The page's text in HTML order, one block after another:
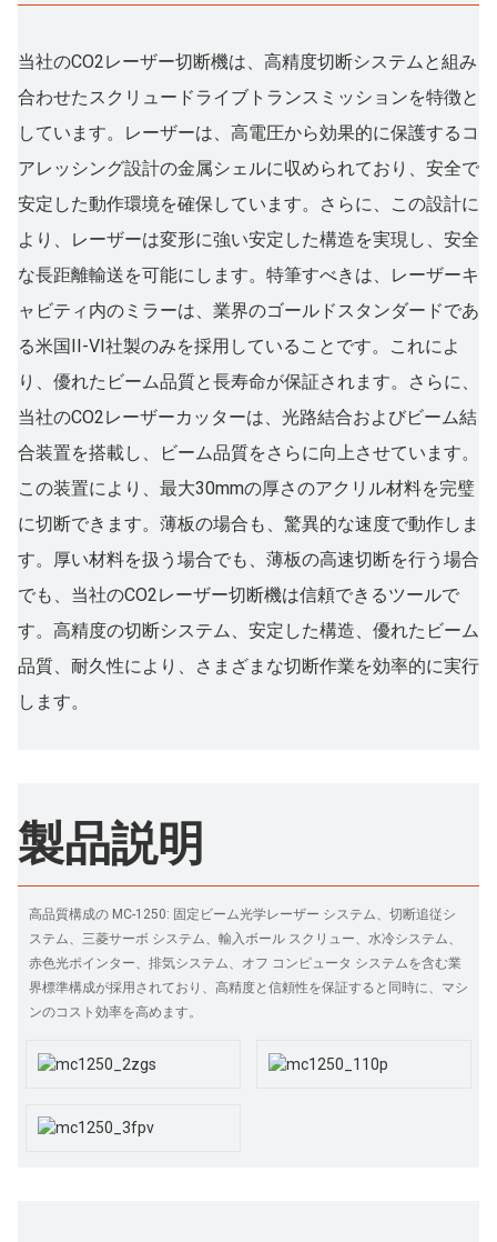
当社のCO2レーザー切断機は、高精度切断システムと組み
合わせたスクリュードライブトランスミッションを特徴と
しています。レーザーは、高電圧から効果的に保護するコ
アレッシング設計の金属シェルに収められており、安全で
安定した動作環境を確保しています。さらに、この設計に
より、レーザーは変形に強い安定した構造を実現し、安全
な長距離輸送を可能にします。特筆すべきは、レーザーキ
ャビティ内のミラーは、業界のゴールドスタンダードであ
る米国II-VI社製のみを採用していることです。これによ
り、優れたビーム品質と長寿命が保証されます。さらに、
当社のCO2レーザーカッターは、光路結合およびビーム結
合装置を搭載し、ビーム品質をさらに向上させています。
この装置により、最大30mmの厚さのアクリル材料を完璧
に切断できます。薄板の場合も、驚異的な速度で動作しま
す。厚い材料を扱う場合でも、薄板の高速切断を行う場合
でも、当社のCO2レーザー切断機は信頼できるツールで
す。高精度の切断システム、安定した構造、優れたビーム
品質、耐久性により、さまざまな切断作業を効率的に実行
します。
製品説明
高品質構成の MC-1250: 固定ビーム光学レーザー システム、切断追従シ
ステム、三菱サーボ システム、輸入ボール スクリュー、水冷システム、
赤色光ポインター、排気システム、オフ コンピュータ システムを含む業
界標準構成が採用されており、高精度と信頼性を保証すると同時に、マシ
ンのコスト効率を高めます。